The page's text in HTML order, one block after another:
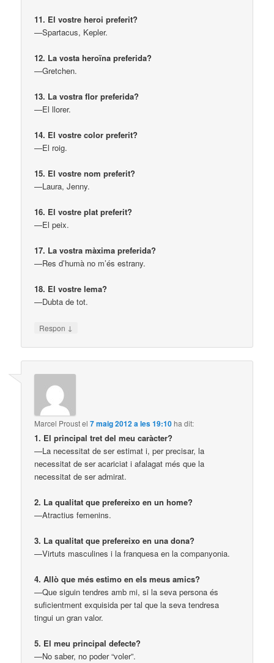
11. El vostre heroi preferit?
—Spartacus, Kepler.
12. La vosta heroïna preferida?
—Gretchen.
13. La vostra flor preferida?
—El llorer.
14. El vostre color preferit?
—El roig.
15. El vostre nom preferit?
—Laura, Jenny.
16. El vostre plat preferit?
—El peix.
17. La vostra màxima preferida?
—Res d’humà no m’és estrany.
18. El vostre lema?
—Dubta de tot.
Respon ↓
Marcel Proustel7 maig 2012 a les 19:10ha dit:
1. El principal tret del meu caràcter?
—La necessitat de ser estimat i, per precisar, la
necessitat de ser acariciat i afalagat més que la
necessitat de ser admirat.
2. La qualitat que prefereixo en un home?
—Atractius femenins.
3. La qualitat que prefereixo en una dona?
—Virtuts masculines i la franquesa en la companyonia.
4. Allò que més estimo en els meus amics?
—Que siguin tendres amb mi, si la seva persona és
suficientment exquisida per tal que la seva tendresa
tingui un gran valor.
5. El meu principal defecte?
—No saber, no poder “voler”.